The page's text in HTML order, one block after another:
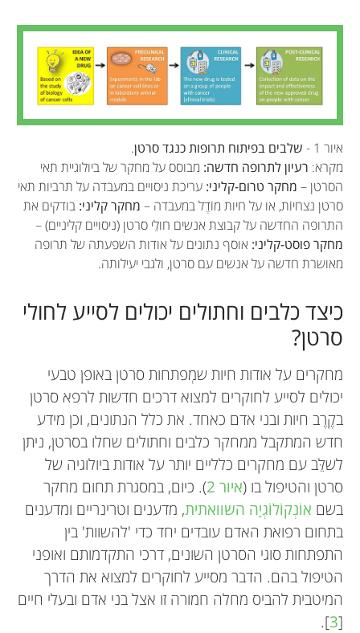
איור 1 - שלבים בפיתוח תרופות כנגד סרטן.
מקרא: רעיון לתרופה חדשה: מבוסס על מחקר של ביולוגיית תאי
הסרטן – מחקר טרום-קליני: עריכת ניסויים במעבדה על תרביות תאי
סרטן נצחיוֹת, או על חיות מוֹדֶל במעבדה – מחקר קליני: בודקים את
התרופה החדשה על קבוצת אנשים חולֵי סרטן (ניסויים קליניים) –
מחקר פוסט-קליני: אוסף נתונים על אודות השפעתה של תרופה
מאושרת חדשה על אנשים עם סרטן, ולגבי יעילותה.
כיצד כלבים וחתולים יכולים לסייע לחולי
סרטן?
מחקרים על אודות חיות שמְפתחות סרטן באופן טבעי
יכולים לסייע לחוקרים למצוא דרכים חדשות לרפא סרטן
בקֶרֶב חיות ובני אדם כאחד. את כלל הנתונים, וכן מידע
חדש המתקבל ממחקר כלבים וחתולים שחלו בסרטן, ניתן
לשלֵּב עם מחקרים כלליים יותר על אודות ביולוגיה של
סרטן והטיפול בו (איור 2 ). כיום, במסגרת תחום מחקר
בשם אוֹנְקוֹלוֹגְיָה השוואתית, מדענים וטרינריים ומדענים
בתחום רפואת האדם עובדים יחד כדי 'להשוות' בין
התפתחות סוגי הסרטן השונים, דרכי התקדמותם ואופני
הטיפול בהם. הדבר מסייע לחוקרים למצוא את הדרך
המיטבית להביס מחלה חמורה זו אצל בני אדם ובעלי חיים
[
3
].